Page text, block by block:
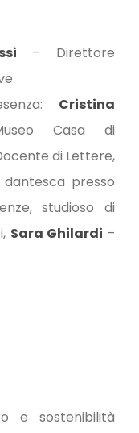
– Direttore
Cristina
Casa di
di Lettere,
presso
studioso di
Sara Ghilardi –
e sostenibilità